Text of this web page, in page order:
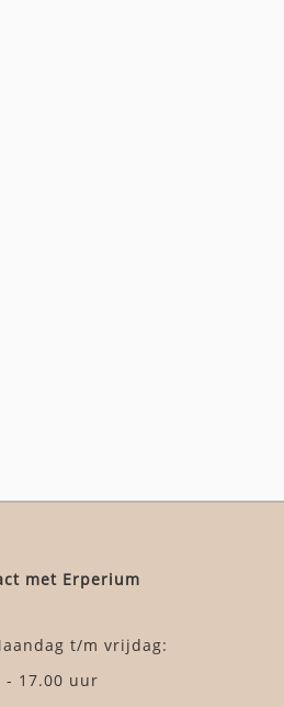
met Erperium
t/m vrijdag:
- 17.00 uur